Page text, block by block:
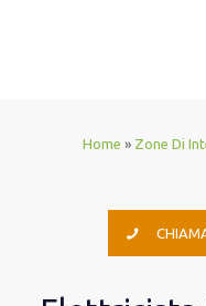
Home » Zone Di